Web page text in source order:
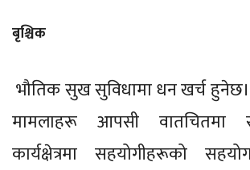
बृश्चिक
भौतिक सुख सुविधामा धन खर्च हुनेछ।
मामलाहरू आपसी वातचितमा
कार्यक्षेत्रमा सहयोगीहरूको